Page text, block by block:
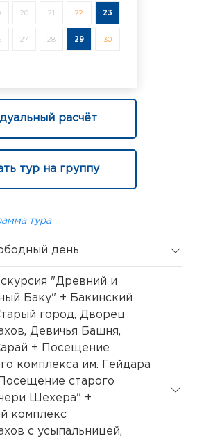
20 21 22 23
27 28 29 30
расчёт
тур на группу
тура
день
"Древний и
Баку" + Бакинский
город, Дворец
Девичья Башня,
+ Посещение
комплекса им. Гейдара
старого
Шехера" +
комплекс
с усыпальницей,